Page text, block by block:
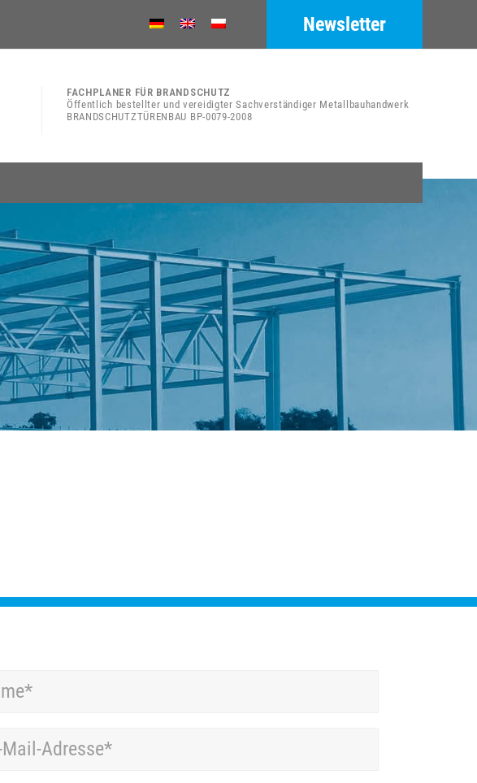
Newsletter
FACHPLANER FÜR BRANDSCHUTZ
Öffentlich bestellter und vereidigter Sachverständiger Metallbauhandwerk
BRANDSCHUTZTÜRENBAU BP-0079-2008